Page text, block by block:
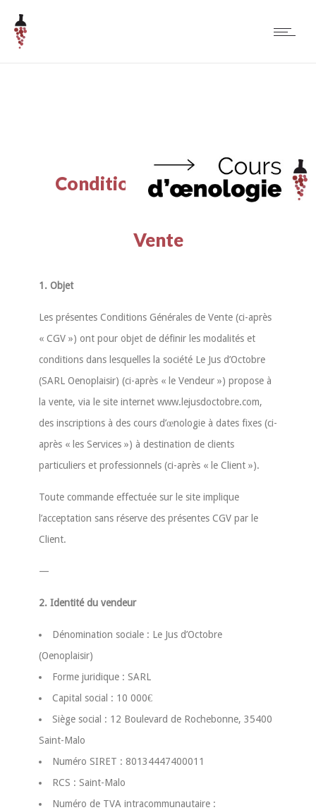
Conditions Générales de
Vente
1. Objet
Les présentes Conditions Générales de Vente (ci-après
« CGV ») ont pour objet de définir les modalités et
conditions dans lesquelles la société Le Jus d’Octobre
(SARL Oenoplaisir) (ci-après « le Vendeur ») propose à
la vente, via le site internet www.lejusdoctobre.com,
des inscriptions à des cours d’œnologie à dates fixes (ci-
après « les Services ») à destination de clients
particuliers et professionnels (ci-après « le Client »).
Toute commande effectuée sur le site implique
l’acceptation sans réserve des présentes CGV par le
Client.
—
2. Identité du vendeur
Dénomination sociale : Le Jus d’Octobre
(Oenoplaisir)
Forme juridique : SARL
Capital social : 10 000€
Siège social : 12 Boulevard de Rochebonne, 35400
Saint-Malo
Numéro SIRET : 80134447400011
RCS : Saint-Malo
Numéro de TVA intracommunautaire :